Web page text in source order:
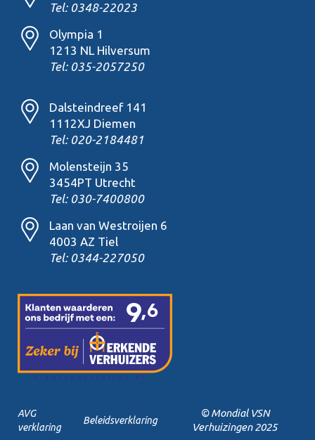
Tel: 0348-22023
Olympia 1
1213 NL Hilversum
Tel: 035-2057250
Dalsteindreef 141
1112XJ Diemen
Tel: 020-2184481
Molensteijn 35
3454PT Utrecht
Tel: 030-7400800
Laan van Westroijen 6
4003 AZ Tiel
Tel: 0344-227050
AVG
verklaring
Beleidsverklaring
© Mondial VSN
Verhuizingen 2025